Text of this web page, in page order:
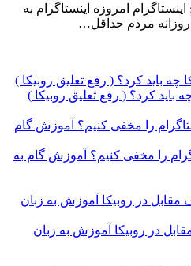
امروزه اینستاگرام به
مردم حداقل…
باید کرد؟ ( رفع تعلیق روبیکا )
را مخفی کنیم؟ آموزش گام به
در روبیکا آموزش به زبان